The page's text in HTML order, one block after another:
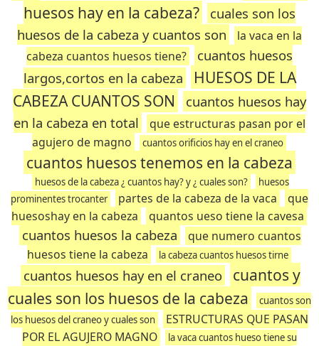
huesos hay en la cabeza?
cuales son los
huesos de la cabeza y cuantos son
la vaca en la
cabeza cuantos huesos tiene?
cuantos huesos
largos,cortos en la cabeza
HUESOS DE LA
CABEZA CUANTOS SON
cuantos huesos hay
en la cabeza en total
que estructuras pasan por el
agujero de magno
cuantos orificios hay en el craneo
cuantos huesos tenemos en la cabeza
huesos de la cabeza ¿ cuantos hay? y ¿ cuales son?
huesos
prominentes trocanter
partes de la cabeza de la vaca
que
huesoshay en la cabeza
quantos ueso tiene la cavesa
cuantos huesos la cabeza
que numero cuantos
huesos tiene la cabeza
la cabeza cuantos huesos tirne
cuantos huesos hay en el craneo
cuantos y
cuales son los huesos de la cabeza
cuantos son
los huesos del craneo y cuales son
ESTRUCTURAS QUE PASAN
POR EL AGUJERO MAGNO
la vaca cuantos hueso tiene su